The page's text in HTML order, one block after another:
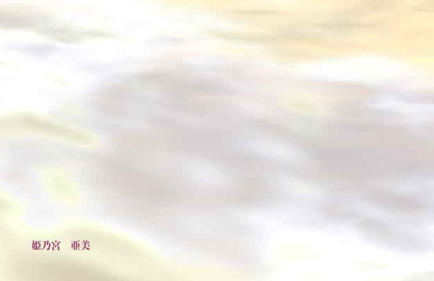
姫乃宮 亜美